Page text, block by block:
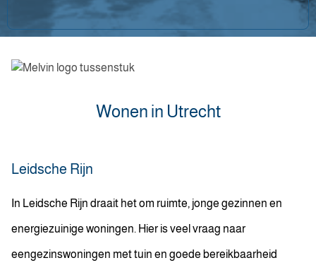
Wonen in Utrecht
Leidsche Rijn
In Leidsche Rijn draait het om ruimte, jonge gezinnen en
energiezuinige woningen. Hier is veel vraag naar
eengezinswoningen met tuin en goede bereikbaarheid